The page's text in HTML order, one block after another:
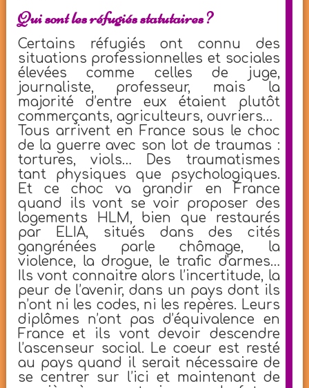
Qui sont les réfugiés statutaires ?
Certains réfugiés ont connu des
situations professionnelles et sociales
élevées comme celles de juge,
journaliste, professeur, mais la
majorité d’entre eux étaient plutôt
commerçants, agriculteurs, ouvriers…
Tous arrivent en France sous le choc
de la guerre avec son lot de traumas :
tortures, viols… Des traumatismes
tant physiques que psychologiques.
Et ce choc va grandir en France
quand ils vont se voir proposer des
logements HLM, bien que restaurés
par ELIA, situés dans des cités
gangrénées parle chômage, la
violence, la drogue, le trafic d'armes…
Ils vont connaitre alors l’incertitude, la
peur de l’avenir, dans un pays dont ils
n’ont ni les codes, ni les repères. Leurs
diplômes n’ont pas d’équivalence en
France et ils vont devoir descendre
l’ascenseur social. Le coeur est resté
au pays quand il serait nécessaire de
se centrer sur l’ici et maintenant de